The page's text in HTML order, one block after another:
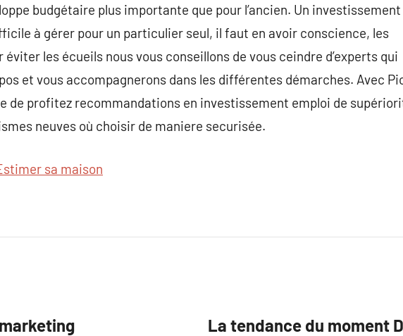
budgétaire plus importante que pour l’ancien. Un
à gérer pour un particulier seul, il faut en avoir conscience, les
les écueils nous vous conseillons de vous ceindre d’experts qui
et vous accompagnerons dans les différentes démarches. Avec
de profitez recommandations en investissement emploi de
neuves où choisir de maniere securisée.
sa maison
La tendance du moment